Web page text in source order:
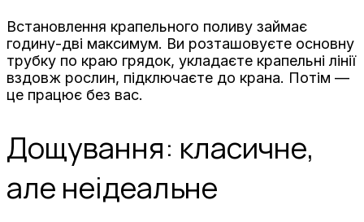
Встановлення крапельного поливу займає
годину-дві максимум. Ви розташовуєте основну
трубку по краю грядок, укладаєте крапельні лінії
вздовж рослин, підключаєте до крана. Потім —
це працює без вас.
Дощування: класичне,
але неідеальне